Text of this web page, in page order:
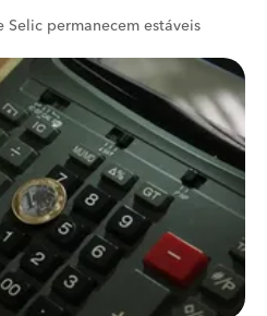
Selic permanecem estáveis